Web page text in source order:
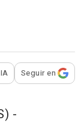
para
IA Seguir en
-